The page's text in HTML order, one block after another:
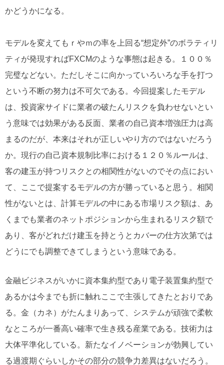
かどうかになる。
モデルを変えてもｒやｍの率を上回る“想定外”のボラティリ
ティが発現すればFXCMのような事態は起きる。１００％
完璧などない。ただしそこに向かっていろいろな手を打つ
という不断の努力は不可欠である。今回提案したモデル
は、投資家サイドに業者の破たんリスクを負わせないとい
う意味では効果がある反面、業者の自己資本増強圧力は高
まるのだが、本来はそれが正しいやり方のではないだろう
か。現行の自己資本規制比率における１２０％ルールは、
客の建玉が持つリスクとの相関性がないのでその点におい
て、ここで提案するモデルの方が勝っていると思う。相関
性がないとは、計算モデルの中にある市場リスク額は、あ
くまでも業者のネットポジションから生まれるリスク額で
あり、客がどれだけ建玉を持とうとカバーの仕方次第では
どうにでも調整できてしまうという意味である。
金融ビジネスがいかに資本集約型であり電子装置集約型で
あるかは今までも折に触れここで主張してきたとおりであ
る。金（カネ）がたんまりあって、システムが頑強で柔軟
なところが一番高い確率で生き残る産業である。技術力は
大体平準化している。新たなイノベーションが勃興してい
る過渡期ぐらいしかその部分の競争力差異はないだろう。